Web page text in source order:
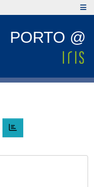
PORTO @